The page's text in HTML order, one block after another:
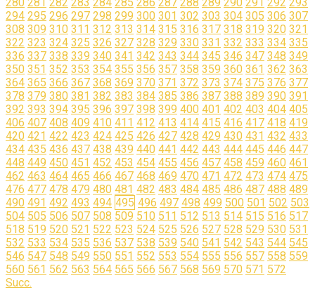
294 295 296 297 298 299 300 301 302 303 304 305 306 307
308 309 310 311 312 313 314 315 316 317 318 319 320 321
322 323 324 325 326 327 328 329 330 331 332 333 334 335
336 337 338 339 340 341 342 343 344 345 346 347 348 349
350 351 352 353 354 355 356 357 358 359 360 361 362 363
364 365 366 367 368 369 370 371 372 373 374 375 376 377
378 379 380 381 382 383 384 385 386 387 388 389 390 391
392 393 394 395 396 397 398 399 400 401 402 403 404 405
406 407 408 409 410 411 412 413 414 415 416 417 418 419
420 421 422 423 424 425 426 427 428 429 430 431 432 433
434 435 436 437 438 439 440 441 442 443 444 445 446 447
448 449 450 451 452 453 454 455 456 457 458 459 460 461
462 463 464 465 466 467 468 469 470 471 472 473 474 475
476 477 478 479 480 481 482 483 484 485 486 487 488 489
490 491 492 493 494 495 496 497 498 499 500 501 502 503
504 505 506 507 508 509 510 511 512 513 514 515 516 517
518 519 520 521 522 523 524 525 526 527 528 529 530 531
532 533 534 535 536 537 538 539 540 541 542 543 544 545
546 547 548 549 550 551 552 553 554 555 556 557 558 559
560 561 562 563 564 565 566 567 568 569 570 571 572
Succ.